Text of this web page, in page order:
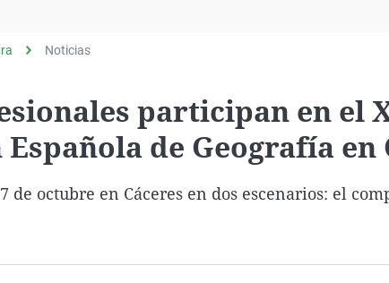
ViudaNavarra
Noticias
participan en el
de Geografía en
de octubre en Cáceres en dos escenarios: el